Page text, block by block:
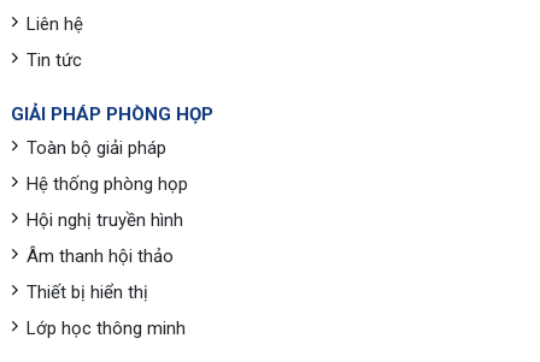
Liên hệ
Tin tức
GIẢI PHÁP PHÒNG HỌP
Toàn bộ giải pháp
Hệ thống phòng họp
Hội nghị truyền hình
Âm thanh hội thảo
Thiết bị hiển thị
Lớp học thông minh